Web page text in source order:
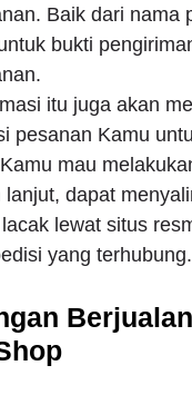
Baik dari nama
bukti
itu juga akan
pesanan Kamu
mau
lanjut, dapat
lewat situs
yang terhubung.